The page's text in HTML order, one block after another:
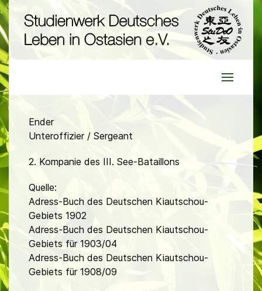
Ender
Unteroffizier / Sergeant
2. Kompanie des III. See-Bataillons
Quelle:
Adress-Buch des Deutschen Kiautschou-
Gebiets 1902
Adress-Buch des Deutschen Kiautschou-
Gebiets für 1903/04
Adress-Buch des Deutschen Kiautschou-
Gebiets für 1908/09